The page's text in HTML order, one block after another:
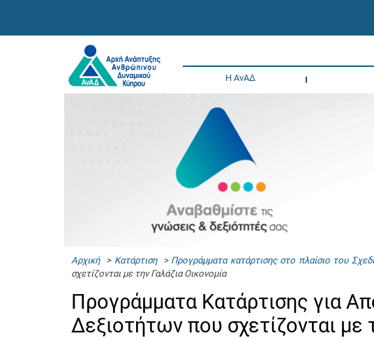
Η ΑνΑΔ
Αρχική> Κατάρτιση> Προγράμματα κατάρτισης στο πλαίσιο του
σχετίζονται με την Γαλάζια Οικονομία
Προγράμματα Κατάρτισης για
Δεξιοτήτων που σχετίζονται με